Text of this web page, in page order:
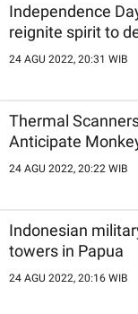
Independence
reignite spirit to
24 AGU 2022, 20:31 WIB
Thermal
Anticipate
24 AGU 2022, 20:22 WIB
Indonesian
towers in Papua
24 AGU 2022, 20:16 WIB